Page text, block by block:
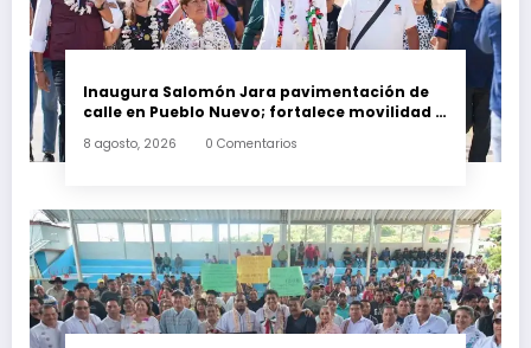
Inaugura Salomón Jara pavimentación de
calle en Pueblo Nuevo; fortalece movilidad y
8 agosto, 2026 0 Comentarios